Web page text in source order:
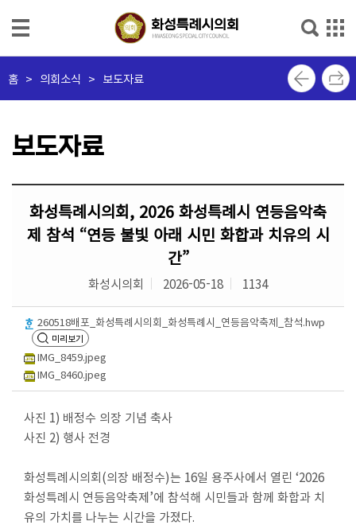
본문으로 바로가기
메인메뉴 바로가기
의
회
개
회
소
식
소
개
회
의
인
넷
방
송
홈 > 의회소식 > 보도자료
보도자료
화성특례시의회, 2026 화성특례시 연등음악축
제 참석 “연등 불빛 아래 시민 화합과 치유의 시
간”
화성시의회 2026-05-18 1134
260518배포_화성특례시의회_화성특례시_연등음악축제_참석.hwp
미리보기
IMG_8459.jpeg
IMG_8460.jpeg
사진 1) 배정수 의장 기념 축사
사진 2) 행사 전경
화성특례시의회(의장 배정수)는 16일 용주사에서 열린 ‘2026
화성특례시 연등음악축제’에 참석해 시민들과 함께 화합과 치
유의 가치를 나누는 시간을 가졌다.